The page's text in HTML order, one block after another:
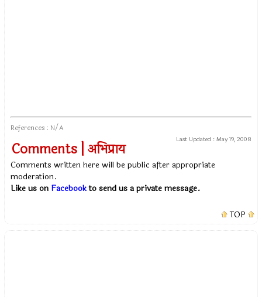
References : N/A
Last Updated : May 19, 2008
Comments | अभिप्राय
Comments written here will be public after appropriate
moderation.
Like us on Facebookto send us a private message.
TOP